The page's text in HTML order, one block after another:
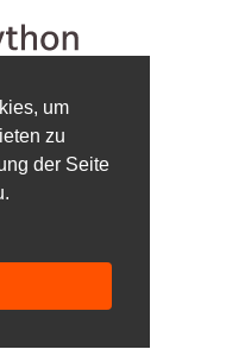
um
zu
der Seite
Group
Koch